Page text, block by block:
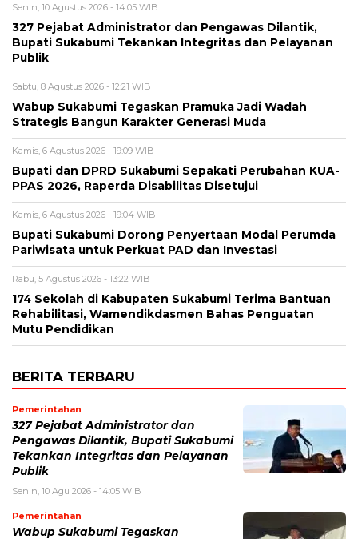
Senin, 10 Agustus 2026 - 14:05 WIB
327 Pejabat Administrator dan Pengawas Dilantik,
Bupati Sukabumi Tekankan Integritas dan Pelayanan
Publik
Sabtu, 8 Agustus 2026 - 12:21 WIB
Wabup Sukabumi Tegaskan Pramuka Jadi Wadah
Strategis Bangun Karakter Generasi Muda
Kamis, 6 Agustus 2026 - 19:09 WIB
Bupati dan DPRD Sukabumi Sepakati Perubahan KUA-
PPAS 2026, Raperda Disabilitas Disetujui
Kamis, 6 Agustus 2026 - 19:04 WIB
Bupati Sukabumi Dorong Penyertaan Modal Perumda
Pariwisata untuk Perkuat PAD dan Investasi
Rabu, 5 Agustus 2026 - 13:22 WIB
174 Sekolah di Kabupaten Sukabumi Terima Bantuan
Rehabilitasi, Wamendikdasmen Bahas Penguatan
Mutu Pendidikan
BERITA TERBARU
Pemerintahan
327 Pejabat Administrator dan
Pengawas Dilantik, Bupati Sukabumi
Tekankan Integritas dan Pelayanan
Publik
Senin, 10 Agu 2026 - 14:05 WIB
Pemerintahan
Wabup Sukabumi Tegaskan